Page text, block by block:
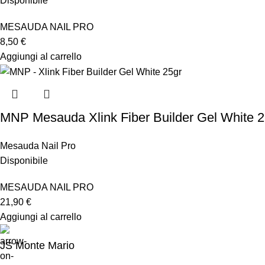
MESAUDA NAIL PRO
8,50 €
Aggiungi al carrello
MNP Mesauda Xlink Fiber Builder Gel White
Mesauda Nail Pro
Disponibile
MESAUDA NAIL PRO
21,90 €
Aggiungi al carrello
JS Monte Mario